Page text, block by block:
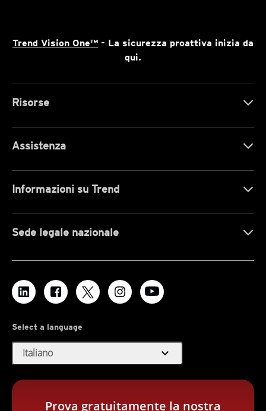
Trend Vision One™ - La sicurezza proattiva inizia da
qui.
Risorse
Assistenza
Informazioni su Trend
Sede legale nazionale
Select a language
Italiano expand_more
Prova gratuitamente la nostra